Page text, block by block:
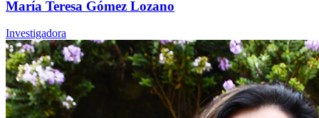
María Teresa Gómez Lozano
Investigadora